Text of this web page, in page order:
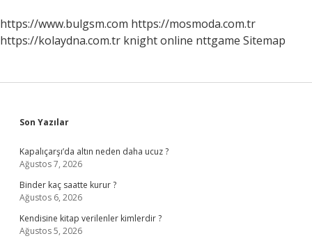
https://www.bulgsm.com https://mosmoda.com.tr
https://kolaydna.com.tr knight online nttgame Sitemap
Sidebar
Son Yazılar
Kapalıçarşı’da altın neden daha ucuz ?
Ağustos 7, 2026
Binder kaç saatte kurur ?
Ağustos 6, 2026
Kendisine kitap verilenler kimlerdir ?
Ağustos 5, 2026